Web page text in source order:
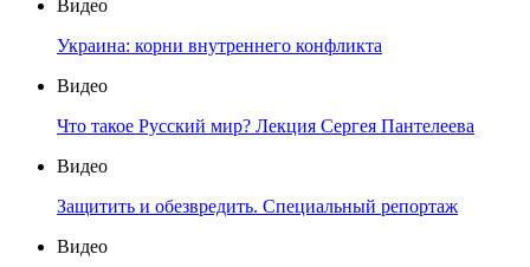
Видео
Украина: корни внутреннего конфликта
Видео
Что такое Русский мир? Лекция Сергея Пантелеева
Видео
Защитить и обезвредить. Специальный репортаж
Видео